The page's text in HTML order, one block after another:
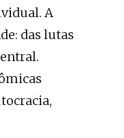
A
das lutas